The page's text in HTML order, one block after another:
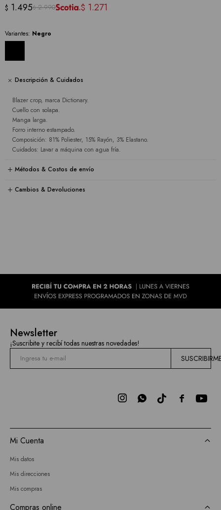
$ 1.495$ 2.990 $ 1.271
Variantes: Negro
Descripción & Cuidados
Blazer crop, marca Dictionary.
Cuello con solapa.
Manga larga.
Forro interno estampado.
Composición: 81% Poliester, 15% Rayón, 3% Elastano.
Cuidados: Lavar a máquina con agua fría.
Métodos & Costos de envío
Cambios & Devoluciones
Newsletter
¡Suscribite y recibí todas nuestras novedades!

 
Mi Cuenta
Mis datos
Mis direcciones
Mis compras
Compras online